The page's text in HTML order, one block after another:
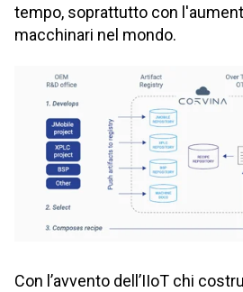
tempo, soprattutto con
macchinari nel mondo.
Con l’avvento dell’IIoT chi